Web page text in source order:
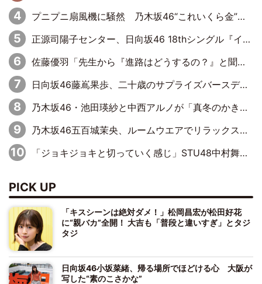
プニプニ扇風機に騒然 乃木坂46“これいくら金”延長中は今回もわちゃわちゃ全開
正源司陽子センター、日向坂46 18thシングル『イチャイチャ虫』新ビジュアル公開
佐藤優羽「先生から『進路はどうするの？』と聞かれて。『実は……』とXのトレンドで1位になっているスマホを見せました」【日向坂46『五期生LIVE』開催記念 五期生“変革”ドキュメンタリー③】
日向坂46藤嶌果歩、二十歳のサプライズバースデーに大喜び「頼られる先輩になれるように努力していきたい」
乃木坂46・池田瑛紗と中西アルノが「真冬のかき氷」騒動で火花散らす！ 因縁の裏にあるのは、逆境をともに“凌”ぐ似た者同士の絆
乃木坂46五百城茉央、ルームウエアでリラックス「今回のグラビアを見て成長を感じていただけるとうれしい」
「ジョキジョキと切っていく感じ」STU48中村舞、新しい挑戦は自らの手で
PICK UP
「キスシーンは絶対ダメ！」松岡昌宏が松田好花
に“親バカ”全開！ 大吉も「普段と違いすぎ」とタジ
タジ
日向坂46小坂菜緒、帰る場所でほどける心 大阪が
写した“素のこさかな”